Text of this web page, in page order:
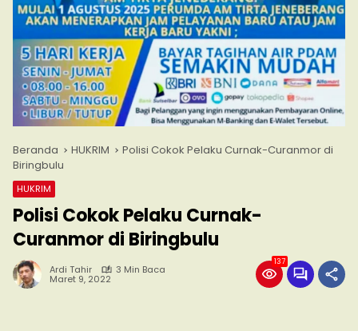
Beranda HUKRIM
Polisi Cokok Pelaku Curnak-Curanmor di
Biringbulu
HUKRIM
Polisi Cokok Pelaku Curnak-
Curanmor di Biringbulu
Ardi Tahir 3 Min Baca
Maret 9, 2022
137